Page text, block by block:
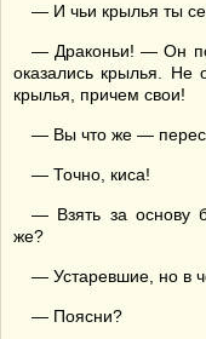
— И чьи крылья ты
— Драконьи! — Он
оказались крылья.
крылья, причем свои!
— Вы что же —
— Точно, киса!
— Взять за основу
же?
— Устаревшие, но в
— Поясни?